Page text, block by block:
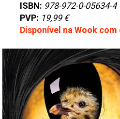
ISBN: 978-972-0-05634-4
PVP: 19,99 €
Disponível na Wook